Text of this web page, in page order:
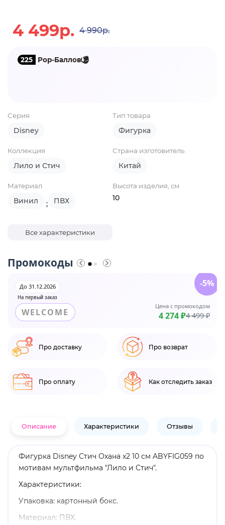
4 499р. 4 990р.
225 Pop-Баллов
Серия
Disney
Тип товара
Фигурка
Коллекция
Лило и Стич
Страна изготовитель
Китай
Материал
Винил ; ПВХ
Высота изделия, см
10
Все характеристики
Промокоды
На первый заказ
До 31.12.2026
WELCOME
Цена с промокодом
4 274 ₽4 499 ₽
-5%
Про доставку Про возврат
Про оплату Как отследить заказ
Описание Характеристики Отзывы
Фигурка Disney Стич Охана x2 10 см ABYFIG059 по
мотивам мультфильма "Лило и Стич".
Характеристики:
Упаковка: картонный бокс.
Материал: ПВХ.